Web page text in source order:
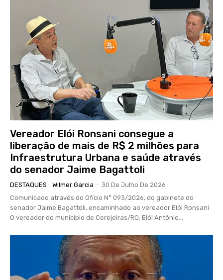
Vereador Elói Ronsani consegue a
liberação de mais de R$ 2 milhões para
Infraestrutura Urbana e saúde através
do senador Jaime Bagattoli
DESTAQUES Wilmer Garcia - 30 De Julho De 2026
Comunicado através do Ofício N° 093/2026, do gabinete do
senador Jaime Bagattoli, encaminhado ao vereador Elói Ronsani
O vereador do município de Cerejeiras/RO; Elói Antônio...